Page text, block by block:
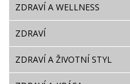
ZDRAVÍ A WELLNESS
ZDRAVÍ
ZDRAVÍ A ŽIVOTNÍ STYL